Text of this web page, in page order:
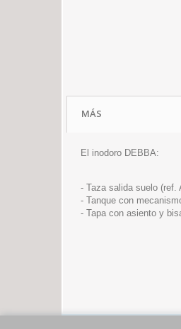
MÁS
El inodoro DEBBA:
- Taza salida suelo (ref.
- Tanque con
- Tapa con asiento y